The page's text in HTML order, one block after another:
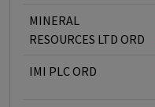
MINERAL
RESOURCES LTD ORD
IMI PLC ORD